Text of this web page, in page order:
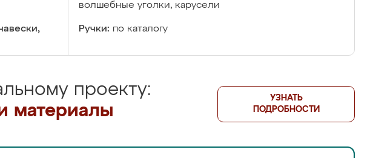
волшебные уголки, карусели
Ручки: по каталогу
проекту:
материалы
УЗНАТЬ
ПОДРОБНОСТИ